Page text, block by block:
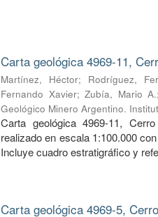
Carta geológica 4969-11,
Martínez, Héctor; Rodríguez,
Fernando Xavier;Zubía, Mario A.;
Geológico Minero Argentino.
Carta geológica 4969-11,
realizado en escala 1:100.000
Incluye cuadro estratigráfico y
Carta geológica 4969-5,